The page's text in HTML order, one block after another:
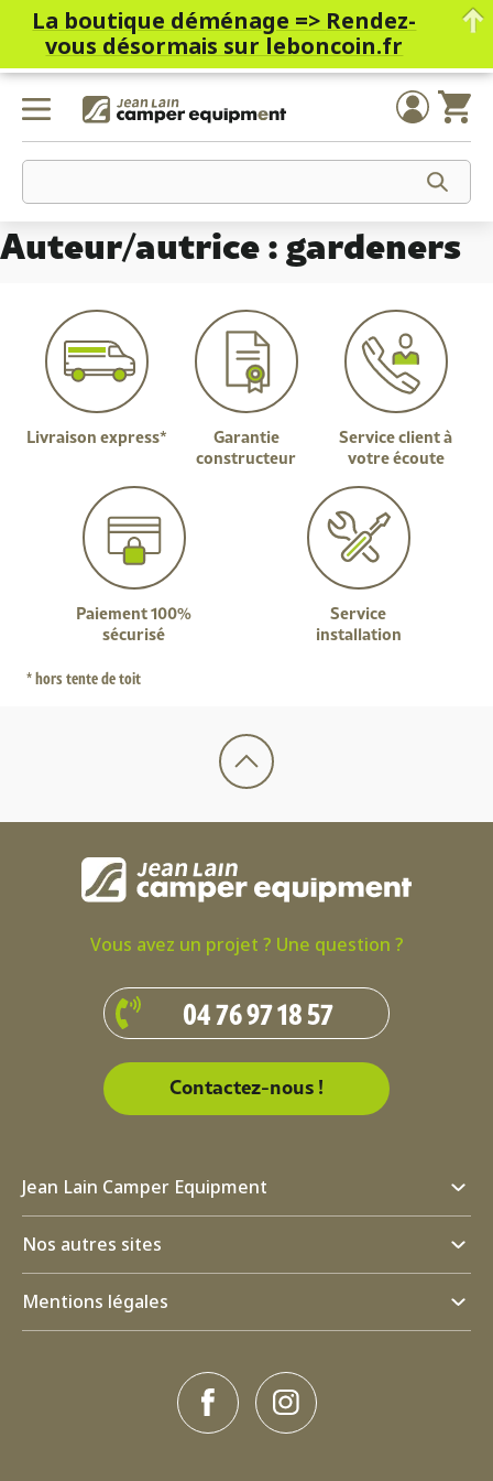
Skip
content
Auteur/autrice :gardeners
Livraison express*
* hors tente de toit
Garantie
constructeur
Service client à
votre écoute
Paiement 100%
sécurisé
Service
installation
Vous avez un projet ? Une question ?
04 76 97 18 57
Contactez-nous !
Jean Lain Camper Equipment
Nos autres sites
Mentions légales
La boutique déménage =>Rendez-
vous désormais sur leboncoin.fr